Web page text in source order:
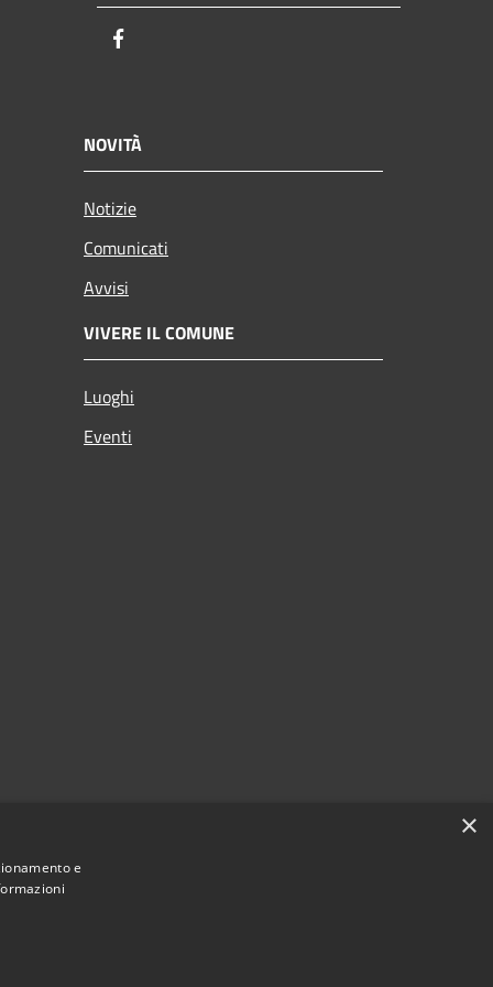
NOVITÀ
Notizie
Comunicati
Avvisi
VIVERE IL COMUNE
Luoghi
Eventi
×
e